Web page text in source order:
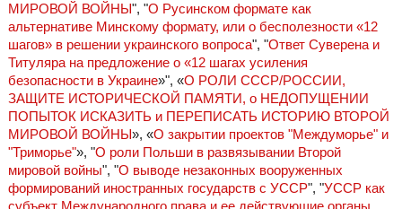
МИРОВОЙ ВОЙНЫ", "О Русинском формате как
альтернативе Минскому формату, или о бесполезности «12
шагов» в решении украинского вопроса", "Ответ Суверена и
Титуляра на предложение о «12 шагах усиления
безопасности в Украине»", «О РОЛИ СССР/РОССИИ,
ЗАЩИТЕ ИСТОРИЧЕСКОЙ ПАМЯТИ, о НЕДОПУЩЕНИИ
ПОПЫТОК ИСКАЗИТЬ и ПЕРЕПИСАТЬ ИСТОРИЮ ВТОРОЙ
МИРОВОЙ ВОЙНЫ», «О закрытии проектов "Междуморье" и
"Триморье"», "О роли Польши в развязывании Второй
мировой войны", "О выводе незаконных вооруженных
формирований иностранных государств с УССР", "УССР как